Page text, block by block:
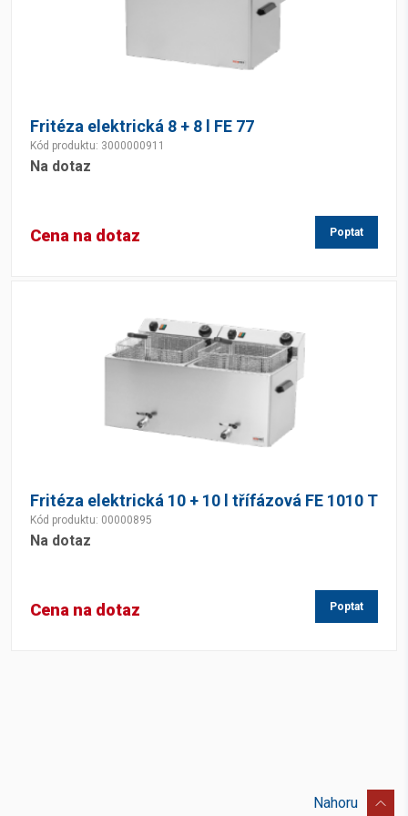
Fritéza elektrická 8 + 8 l FE 77
Kód produktu: 3000000911
Na dotaz
Cena na dotaz Poptat
Fritéza elektrická 10 + 10 l třífázová FE 1010 T
Kód produktu: 00000895
Na dotaz
Cena na dotaz Poptat
Nahoru